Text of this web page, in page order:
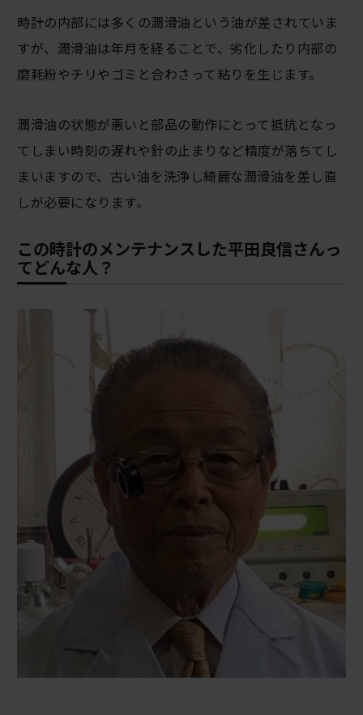
時計の内部には多くの潤滑油という油が差されていま
すが、潤滑油は年月を経ることで、劣化したり内部の
磨耗粉やチリやゴミと合わさって粘りを生じます。
潤滑油の状態が悪いと部品の動作にとって抵抗となっ
てしまい時刻の遅れや針の止まりなど精度が落ちてし
まいますので、古い油を洗浄し綺麗な潤滑油を差し直
しが必要になります。
この時計のメンテナンスした平田良信さんっ
てどんな人？